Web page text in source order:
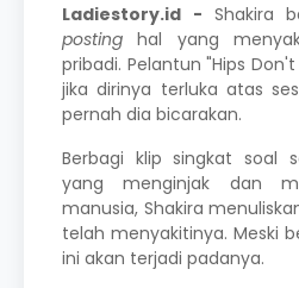
Ladiestory.id - Shakira
posting hal yang
pribadi. Pelantun "Hips
jika dirinya terluka atas
pernah dia bicarakan.
Berbagi klip singkat soal
yang menginjak dan
manusia, Shakira
telah menyakitinya. Meski
ini akan terjadi padanya.